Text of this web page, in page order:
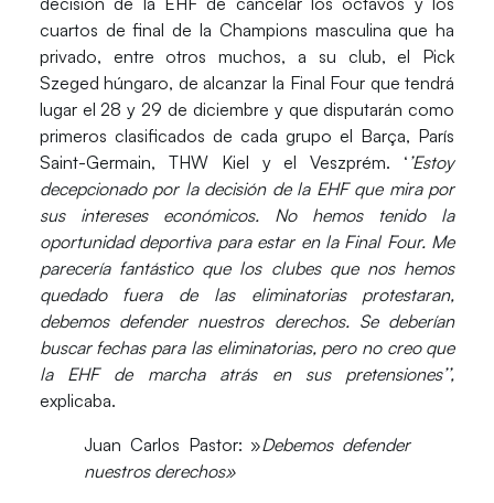
cuartos de final de la Champions masculina que ha
privado, entre otros muchos, a su club, el Pick
Szeged húngaro, de alcanzar la Final Four que tendrá
lugar el 28 y 29 de diciembre y que disputarán como
primeros clasificados de cada grupo el Barça, París
Saint-Germain, THW Kiel y el Veszprém. ‘ ’Estoy
decepcionado por la decisión de la EHF que mira por
sus intereses económicos. No hemos tenido la
oportunidad deportiva para estar en la Final Four. Me
parecería fantástico que los clubes que nos hemos
quedado fuera de las eliminatorias protestaran,
debemos defender nuestros derechos. Se deberían
buscar fechas para las eliminatorias, pero no creo que
la EHF de marcha atrás en sus pretensiones’’,
explicaba.
Juan Carlos Pastor: »Debemos defender
nuestros derechos»